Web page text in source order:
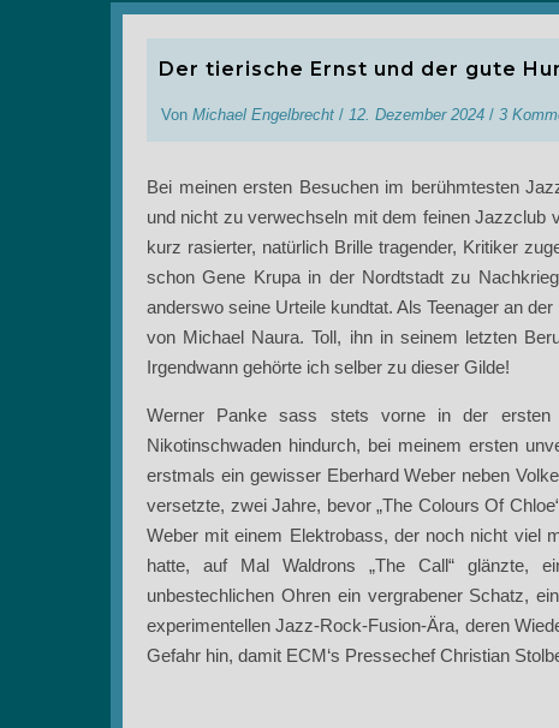
Der tierische Ernst und der gute
Von Michael Engelbrecht / 12. Dezember 2024 / 3
Bei meinen ersten Besuchen im berühmtesten
und nicht zu verwechseln mit dem feinen Jazzclub
kurz rasierter, natürlich Brille tragender, Kritiker
schon Gene Krupa in der Nordtstadt zu
anderswo seine Urteile kundtat. Als Teenager an
von Michael Naura. Toll, ihn in seinem letzten
Irgendwann gehörte ich selber zu dieser Gilde!
Werner Panke sass stets vorne in der ersten
Nikotinschwaden hindurch, bei meinem ersten
erstmals ein gewisser Eberhard Weber neben
versetzte, zwei Jahre, bevor „The Colours Of
Weber mit einem Elektrobass, der noch nicht viel
hatte, auf Mal Waldrons „The Call“ glänzte,
unbestechlichen Ohren ein vergrabener Schatz,
experimentellen Jazz-Rock-Fusion-Ära, deren
Gefahr hin, damit ECM‘s Pressechef Christian